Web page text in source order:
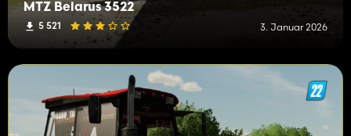
MTZ Belarus 3522
5 521 3. Januar 2026